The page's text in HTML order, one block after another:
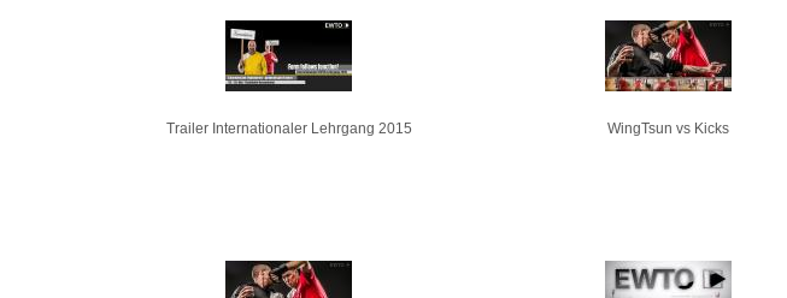
Trailer Internationaler Lehrgang 2015 WingTsun vs Kicks